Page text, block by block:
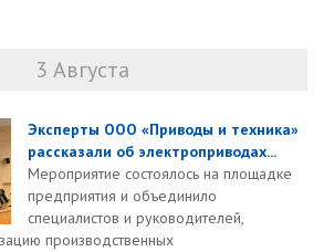
3 Августа
Эксперты ООО «Приводы и техника»
рассказали об электроприводах...
Мероприятие состоялось на площадке
предприятия и объединило
специалистов и руководителей,
производственных